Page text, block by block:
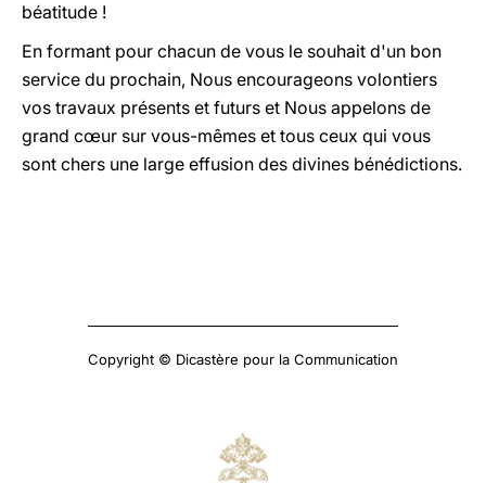
béatitude !
En formant pour chacun de vous le souhait d'un bon
service du prochain, Nous encourageons volontiers
vos travaux présents et futurs et Nous appelons de
grand cœur sur vous-mêmes et tous ceux qui vous
sont chers une large effusion des divines bénédictions.
Copyright © Dicastère pour la Communication